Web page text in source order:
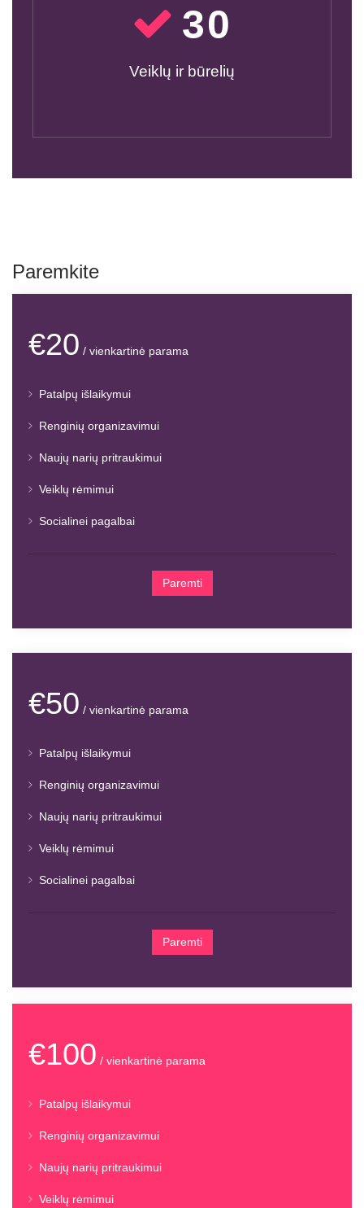
30
Veiklų ir būrelių
Paremkite
€20 / vienkartinė parama
Patalpų išlaikymui
Renginių organizavimui
Naujų narių pritraukimui
Veiklų rėmimui
Socialinei pagalbai
Paremti
€50 / vienkartinė parama
Patalpų išlaikymui
Renginių organizavimui
Naujų narių pritraukimui
Veiklų rėmimui
Socialinei pagalbai
Paremti
€100 / vienkartinė parama
Patalpų išlaikymui
Renginių organizavimui
Naujų narių pritraukimui
Veiklų rėmimui